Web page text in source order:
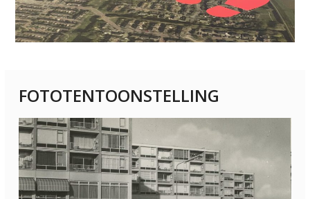
FOTOTENTOONSTELLING